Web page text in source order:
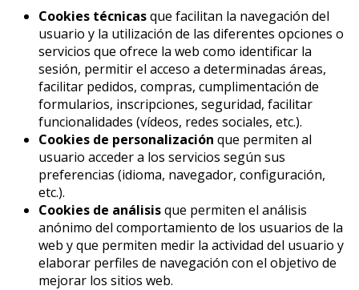
Cookies técnicasque facilitan la navegación del
usuario y la utilización de las diferentes opciones o
servicios que ofrece la web como identificar la
sesión, permitir el acceso a determinadas áreas,
facilitar pedidos, compras, cumplimentación de
formularios, inscripciones, seguridad, facilitar
funcionalidades (vídeos, redes sociales, etc.).
Cookies de personalización que permiten al
usuario acceder a los servicios según sus
preferencias (idioma, navegador, configuración,
etc.).
Cookies de análisisque permiten el análisis
anónimo del comportamiento de los usuarios de la
web y que permiten medir la actividad del usuario y
elaborar perfiles de navegación con el objetivo de
mejorar los sitios web.